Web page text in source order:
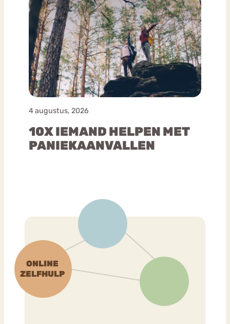
4 augustus, 2026
10X IEMAND HELPEN MET
PANIEKAANVALLEN